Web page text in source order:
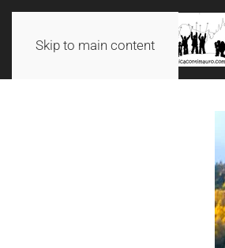
Skip to main content